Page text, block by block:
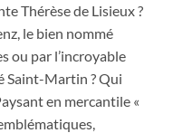
Thérèse de Lisieux ?
le bien nommé
ou par l’incroyable
Saint-Martin ? Qui
en mercantile «